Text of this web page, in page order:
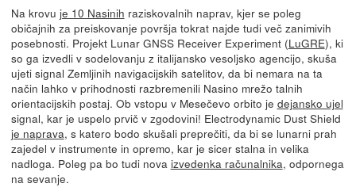
Na krovu je 10 Nasinih raziskovalnih naprav, kjer se poleg
običajnih za preiskovanje površja tokrat najde tudi več zanimivih
posebnosti. Projekt Lunar GNSS Receiver Experiment (LuGRE), ki
so ga izvedli v sodelovanju z italijansko vesoljsko agencijo, skuša
ujeti signal Zemljinih navigacijskih satelitov, da bi nemara na ta
način lahko v prihodnosti razbremenili Nasino mrežo talnih
orientacijskih postaj. Ob vstopu v Mesečevo orbito je dejansko ujel
signal, kar je uspelo prvič v zgodovini! Electrodynamic Dust Shield
je naprava, s katero bodo skušali preprečiti, da bi se lunarni prah
zajedel v instrumente in opremo, kar je sicer stalna in velika
nadloga. Poleg pa bo tudi nova izvedenka računalnika, odpornega
na sevanje.